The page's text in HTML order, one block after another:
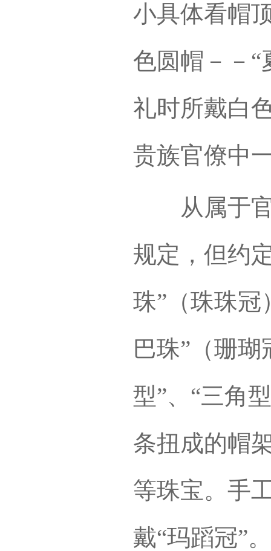
小具体看帽
色圆帽－－“
礼时所戴白
贵族官僚中
从属于官
规定，但约
珠”（珠珠冠
巴珠”（珊
型”、“三角
条扭成的帽
等珠宝。手
戴“玛蹈冠”